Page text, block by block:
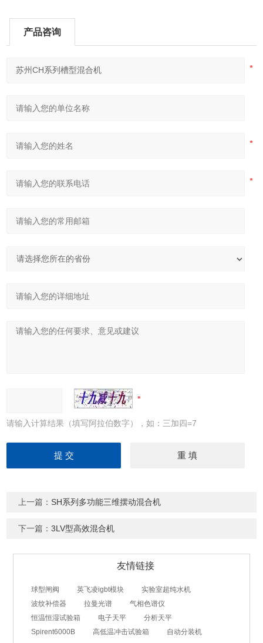
产品咨询
请输入计算结果（填写阿拉伯数字），如：三加四=7
上一篇： SH系列多功能三维摆动混合机
下一篇：3LV型高效混合机
友情链接
球型闸阀 英飞凌igbt模块
实验室超纯水机
波纹补偿器
拉曼光谱
气相色谱仪
恒温恒湿试验箱
电子天平
分析天平
Spirent6000B
高低温冲击试验箱 自动分装机